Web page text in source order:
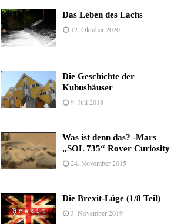
Das Leben des Lachs
12. Oktober 2020
Die Geschichte der
Kubushäuser
9. Juli 2018
Was ist denn das? -Mars
„SOL 735“ Rover Curiosity
24. November 2015
Die Brexit-Lüge (1/8 Teil)
3. November 2019